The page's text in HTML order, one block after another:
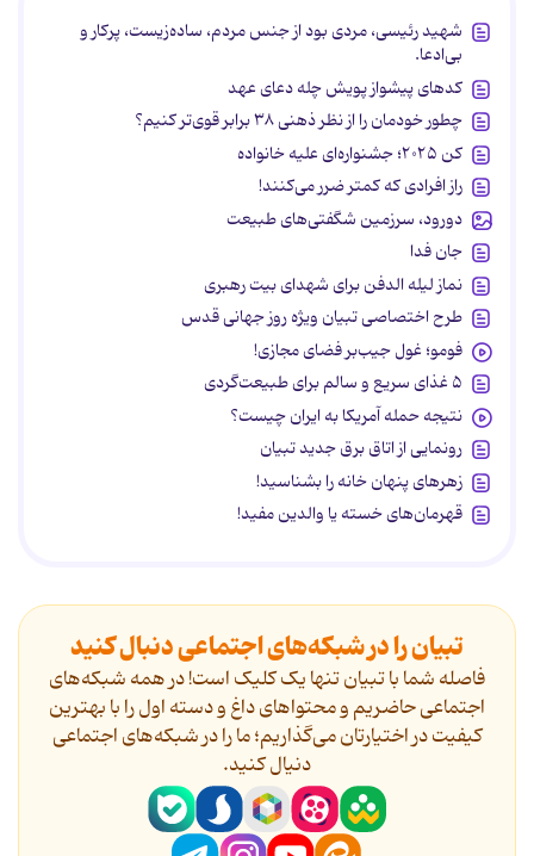
شهید رئیسی، مردی بود از جنس مردم، ساده‌زیست، پرکار و
بی‌ادعا.
کدهای پیشواز پویش چله دعای عهد
چطور خودمان را از نظر ذهنی ۳۸ برابر قوی‌تر کنیم؟
کن ۲۰۲۵؛ جشنواره‌ای علیه خانواده
راز افرادی که کمتر ضرر می‌کنند!
دورود، سرزمین شگفتی‌های طبیعت
جان فدا
نماز لیله الدفن برای شهدای بیت رهبری
طرح اختصاصی تبیان ویژه روز جهانی قدس
فومو؛ غول جیب‌بر فضای مجازی!
۵ غذای سریع و سالم برای طبیعت‌گردی
نتیجه حمله آمریکا به ایران چیست؟
رونمایی از اتاق برق جدید تبیان
زهرهای پنهان خانه را بشناسید!
قهرمان‌های خسته یا والدین مفید!
تبیان را در شبکه‌های اجتماعی دنبال کنید
فاصله شما با تبیان تنها یک کلیک است! در همه شبکه‌های
اجتماعی حاضریم و محتواهای داغ و دسته اول را با بهترین
کیفیت در اختیارتان می‌گذاریم؛ ما را در شبکه‌های اجتماعی
دنیال کنید.